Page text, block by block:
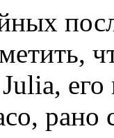
рано